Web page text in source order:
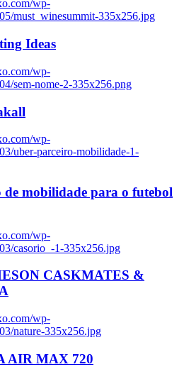
wp-
must_winesummit-335x256.jpg
Ideas
wp-
sem-nome-2-335x256.png
wp-
uber-parceiro-mobilidade-1-
mobilidade para o futebol
wp-
casorio_-1-335x256.jpg
CASKMATES &
wp-
nature-335x256.jpg
AIR MAX 720